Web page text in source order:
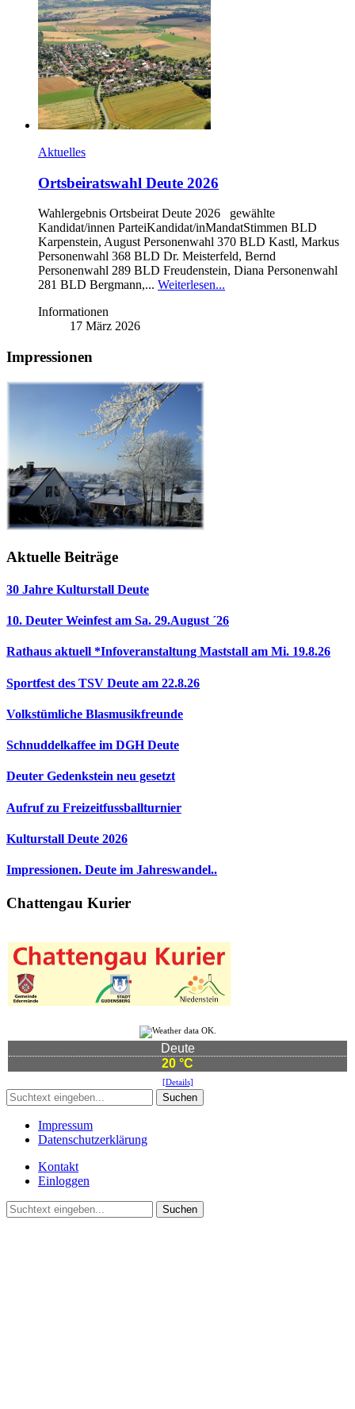
Aktuelles
Ortsbeiratswahl Deute 2026
Wahlergebnis Ortsbeirat Deute 2026 gewählte
Kandidat/innen ParteiKandidat/inMandatStimmen BLD
Karpenstein, August Personenwahl 370 BLD Kastl, Markus
Personenwahl 368 BLD Dr. Meisterfeld, Bernd
Personenwahl 289 BLD Freudenstein, Diana Personenwahl
281 BLD Bergmann,... Weiterlesen...
Informationen
17 März 2026
Impressionen
Aktuelle Beiträge
30 Jahre Kulturstall Deute
10. Deuter Weinfest am Sa. 29.August ´26
Rathaus aktuell *Infoveranstaltung Maststall am Mi. 19.8.26
Sportfest des TSV Deute am 22.8.26
Volkstümliche Blasmusikfreunde
Schnuddelkaffee im DGH Deute
Deuter Gedenkstein neu gesetzt
Aufruf zu Freizeitfussballturnier
Kulturstall Deute 2026
Impressionen. Deute im Jahreswandel..
Chattengau Kurier
Deute
20 °C
[Details]
Suchen
Impressum
Datenschutzerklärung
Kontakt
Einloggen
Suchen